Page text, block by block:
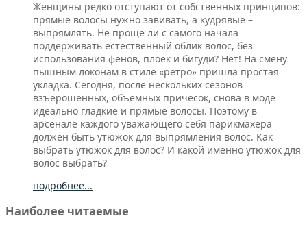
Женщины редко отступают от собственных принципов:
прямые волосы нужно завивать, а кудрявые –
выпрямлять. Не проще ли с самого начала
поддерживать естественный облик волос, без
использования фенов, плоек и бигуди? Нет! На смену
пышным локонам в стиле «ретро» пришла простая
укладка. Сегодня, после нескольких сезонов
взъерошенных, объемных причесок, снова в моде
идеально гладкие и прямые волосы. Поэтому в
арсенале каждого уважающего себя парикмахера
должен быть утюжок для выпрямления волос. Как
выбрать утюжок для волос? И какой именно утюжок для
волос выбрать?
подробнее...
Наиболее читаемые